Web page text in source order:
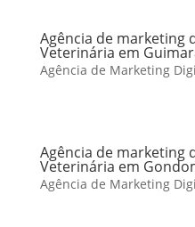
Agência de marketing
Veterinária em
Agência de Marketing
Agência de marketing
Veterinária em
Agência de Marketing